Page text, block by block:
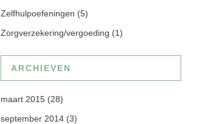
Zelfhulpoefeningen (5)
Zorgverzekering/vergoeding (1)
ARCHIEVEN
maart 2015 (28)
september 2014 (3)